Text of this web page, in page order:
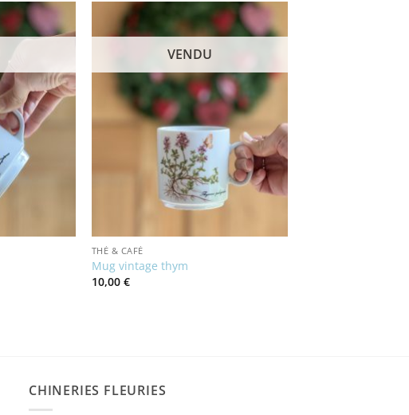
VENDU
THÉ & CAFÉ
Mug vintage thym
10,00 €
CHINERIES FLEURIES